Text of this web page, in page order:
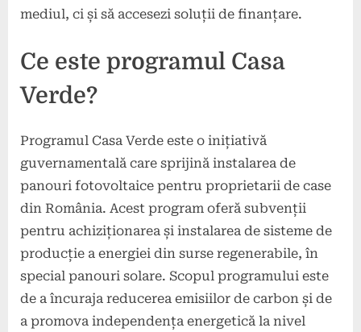
mediul, ci și să accesezi soluții de finanțare.
Ce este programul Casa
Verde?
Programul Casa Verde este o inițiativă
guvernamentală care sprijină instalarea de
panouri fotovoltaice pentru proprietarii de case
din România. Acest program oferă subvenții
pentru achiziționarea și instalarea de sisteme de
producție a energiei din surse regenerabile, în
special panouri solare. Scopul programului este
de a încuraja reducerea emisiilor de carbon și de
a promova independența energetică la nivel